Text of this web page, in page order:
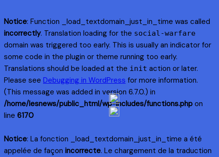
Notice: Function _load_textdomain_just_in_time was called
incorrectly. Translation loading for the social-warfare
domain was triggered too early. This is usually an indicator for
some code in the plugin or theme running too early.
Translations should be loaded at the init action or later.
Please see Debugging in WordPress for more information.
(This message was added in version 6.7.0.) in
/home/lesnews/public_html/wp-includes/functions.php on
line 6170
Notice: La fonction _load_textdomain_just_in_time a été
appelée de façon incorrecte. Le chargement de la traduction